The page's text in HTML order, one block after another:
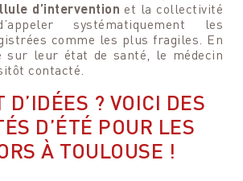
d’intervention et la collectivité
systématiquement les
comme les plus fragiles. En
sur leur état de santé, le médecin
contacté.
D’IDÉES ? VOICI DES
D’ÉTÉ POUR LES
À TOULOUSE !